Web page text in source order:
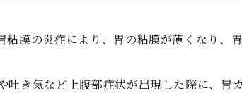
膜の炎症により、胃の粘膜が薄くなり、
き気など上腹部症状が出現した際に、胃